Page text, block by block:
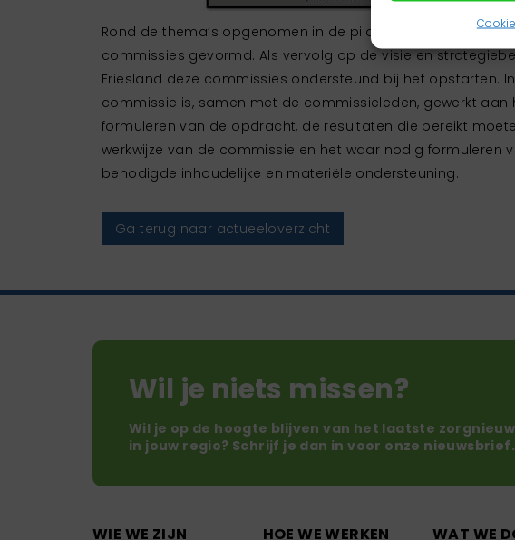
Rond de thema’s opgenomen in de pilaar ‘Kennis- en
commissies gevormd. Als vervolg op de visie en
Friesland deze commissies ondersteund bij het opstarten.
commissie is, samen met de commissieleden, gewerkt aan
formuleren van de opdracht, de resultaten die bereikt
werkwijze van de commissie en het waar nodig formuleren
benodigde inhoudelijke en materiële ondersteuning.
Ga terug naar actueeloverzicht
Wil je niets missen?
Wil je op de hoogte blijven van het laatste
in jouw regio? Schrijf je dan in voor onze nieuwsbrief.
WIE WE ZIJN HOE WE WERKEN WAT WE